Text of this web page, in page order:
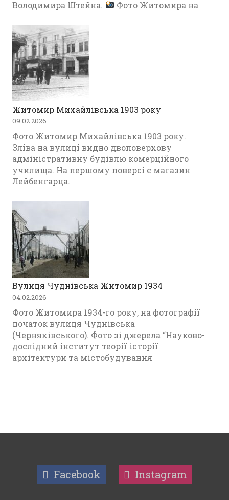
Володимира Штейна.
Фото Житомира на
Житомир Михайлівська 1903 року
09.02.2026
Фото Житомир Михайлівська 1903 року.
Зліва на вулиці видно двоповерхову
адміністративну будівлю комерційного
училища. На першому поверсі є магазин
Лейбенгарца.
Вулиця Чуднівська Житомир 1934
04.02.2026
Фото Житомира 1934-го року, на фотографії
початок вулиця Чуднівська
(Черняхівського). Фото зі джерела “Науково-
дослідний інститут теорії історії
архітектури та містобудування
Facebook Instagram